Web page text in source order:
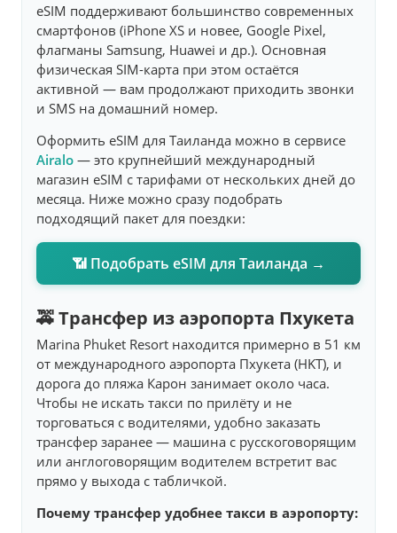
eSIM поддерживают большинство современных
смартфонов (iPhone XS и новее, Google Pixel,
флагманы Samsung, Huawei и др.). Основная
физическая SIM-карта при этом остаётся
активной — вам продолжают приходить звонки
и SMS на домашний номер.
Оформить eSIM для Таиланда можно в сервисе
Airalo — это крупнейший международный
магазин eSIM с тарифами от нескольких дней до
месяца. Ниже можно сразу подобрать
подходящий пакет для поездки:
📶 Подобрать eSIM для Таиланда →
🚕 Трансфер из аэропорта Пхукета
Marina Phuket Resort находится примерно в 51 км
от международного аэропорта Пхукета (HKT), и
дорога до пляжа Карон занимает около часа.
Чтобы не искать такси по прилёту и не
торговаться с водителями, удобно заказать
трансфер заранее — машина с русскоговорящим
или англоговорящим водителем встретит вас
прямо у выхода с табличкой.
Почему трансфер удобнее такси в аэропорту: